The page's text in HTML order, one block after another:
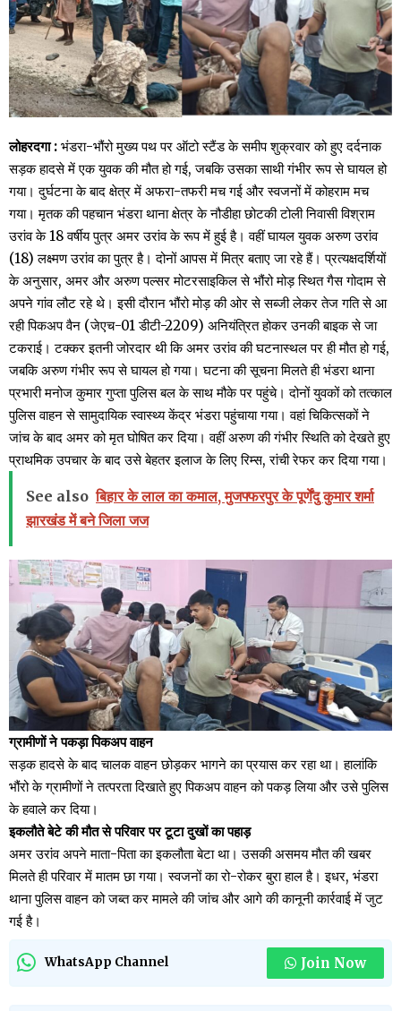
लोहरदगा : भंडरा-भौंरो मुख्य पथ पर ऑटो स्टैंड के समीप शुक्रवार को हुए दर्दनाक
सड़क हादसे में एक युवक की मौत हो गई, जबकि उसका साथी गंभीर रूप से घायल हो
गया। दुर्घटना के बाद क्षेत्र में अफरा-तफरी मच गई और स्वजनों में कोहराम मच
गया। मृतक की पहचान भंडरा थाना क्षेत्र के नौडीहा छोटकी टोली निवासी विश्राम
उरांव के 18 वर्षीय पुत्र अमर उरांव के रूप में हुई है। वहीं घायल युवक अरुण उरांव
(18) लक्ष्मण उरांव का पुत्र है। दोनों आपस में मित्र बताए जा रहे हैं। प्रत्यक्षदर्शियों
के अनुसार, अमर और अरुण पल्सर मोटरसाइकिल से भौंरो मोड़ स्थित गैस गोदाम से
अपने गांव लौट रहे थे। इसी दौरान भौंरो मोड़ की ओर से सब्जी लेकर तेज गति से आ
रही पिकअप वैन (जेएच-01 डीटी-2209) अनियंत्रित होकर उनकी बाइक से जा
टकराई। टक्कर इतनी जोरदार थी कि अमर उरांव की घटनास्थल पर ही मौत हो गई,
जबकि अरुण गंभीर रूप से घायल हो गया। घटना की सूचना मिलते ही भंडरा थाना
प्रभारी मनोज कुमार गुप्ता पुलिस बल के साथ मौके पर पहुंचे। दोनों युवकों को तत्काल
पुलिस वाहन से सामुदायिक स्वास्थ्य केंद्र भंडरा पहुंचाया गया। वहां चिकित्सकों ने
जांच के बाद अमर को मृत घोषित कर दिया। वहीं अरुण की गंभीर स्थिति को देखते हुए
प्राथमिक उपचार के बाद उसे बेहतर इलाज के लिए रिम्स, रांची रेफर कर दिया गया।
See also बिहार के लाल का कमाल, मुजफ्फरपुर के पूर्णेंदु कुमार शर्मा
झारखंड में बने जिला जज
ग्रामीणों ने पकड़ा पिकअप वाहन
सड़क हादसे के बाद चालक वाहन छोड़कर भागने का प्रयास कर रहा था। हालांकि
भौंरो के ग्रामीणों ने तत्परता दिखाते हुए पिकअप वाहन को पकड़ लिया और उसे पुलिस
के हवाले कर दिया।
इकलौते बेटे की मौत से परिवार पर टूटा दुखों का पहाड़
अमर उरांव अपने माता-पिता का इकलौता बेटा था। उसकी असमय मौत की खबर
मिलते ही परिवार में मातम छा गया। स्वजनों का रो-रोकर बुरा हाल है। इधर, भंडरा
थाना पुलिस वाहन को जब्त कर मामले की जांच और आगे की कानूनी कार्रवाई में जुट
गई है।
WhatsApp Channel Join Now